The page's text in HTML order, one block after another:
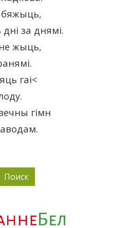
за днямі.
жыць,
гai<
гімн
Поиск